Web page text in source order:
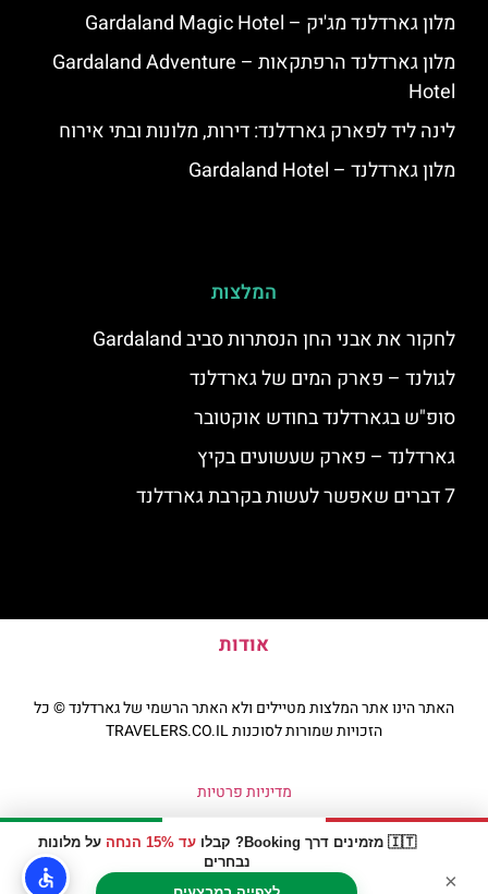
🇮🇹 מזמינים דרך Booking? קבלו עד 15% הנחה
על מלונות
נבחרים
×
מלון גארדלנד מג'יק – Gardaland Magic Hotel
מלון גארדלנד הרפתקאות – Gardaland Adventure
Hotel
לינה ליד לפארק גארדלנד: דירות, מלונות ובתי אירוח
מלון גארדלנד – Gardaland Hotel
המלצות
לחקור את אבני החן הנסתרות סביב Gardaland
לגולנד – פארק המים של גארדלנד
סופ"ש בגארדלנד בחודש אוקטובר
גארדלנד – פארק שעשועים בקיץ
7 דברים שאפשר לעשות בקרבת גארדלנד
אודות
האתר הינו אתר המלצות מטיילים ולא האתר הרשמי של גארדלנד © כל
הזכויות שמורות לסוכנות TRAVELERS.CO.IL
מדיניות פרטיות